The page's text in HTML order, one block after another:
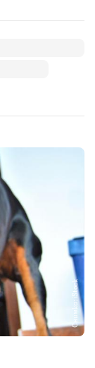
Снимка: iStock